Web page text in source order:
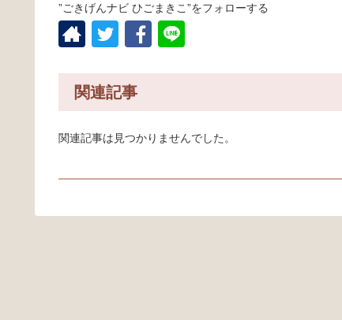
”ごきげんナビ ひごまきこ”をフォローする
関連記事
関連記事は見つかりませんでした。